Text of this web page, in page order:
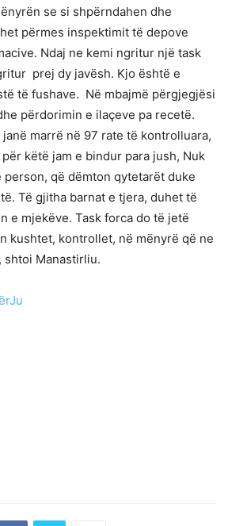
se si shpërndahen dhe
përmes inspektimit të depove
Ndaj ne kemi ngritur një task
prej dy javësh. Kjo është e
të fushave. Në mbajmë përgjegjësi
përdorimin e ilaçeve pa recetë.
janë marrë në 97 rate të kontrolluara,
këtë jam e bindur para jush, Nuk
që dëmton qytetarët duke
Të gjitha barnat e tjera, duhet të
e mjekëve. Task forca do të jetë
kushtet, kontrollet, në mënyrë që ne
shtoi Manastirliu.